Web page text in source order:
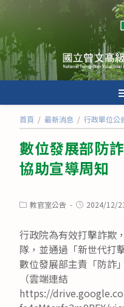
轉
至
主
要
內
首頁 / 最新消息 / 行政單位公
數位發展部防
協助宣導周知
Post教官室公告
Post2024/12/
行政院為有效打擊詐欺
隊，並通過「新世代打
數位發展部主責「防詐
（雲端連結
https://